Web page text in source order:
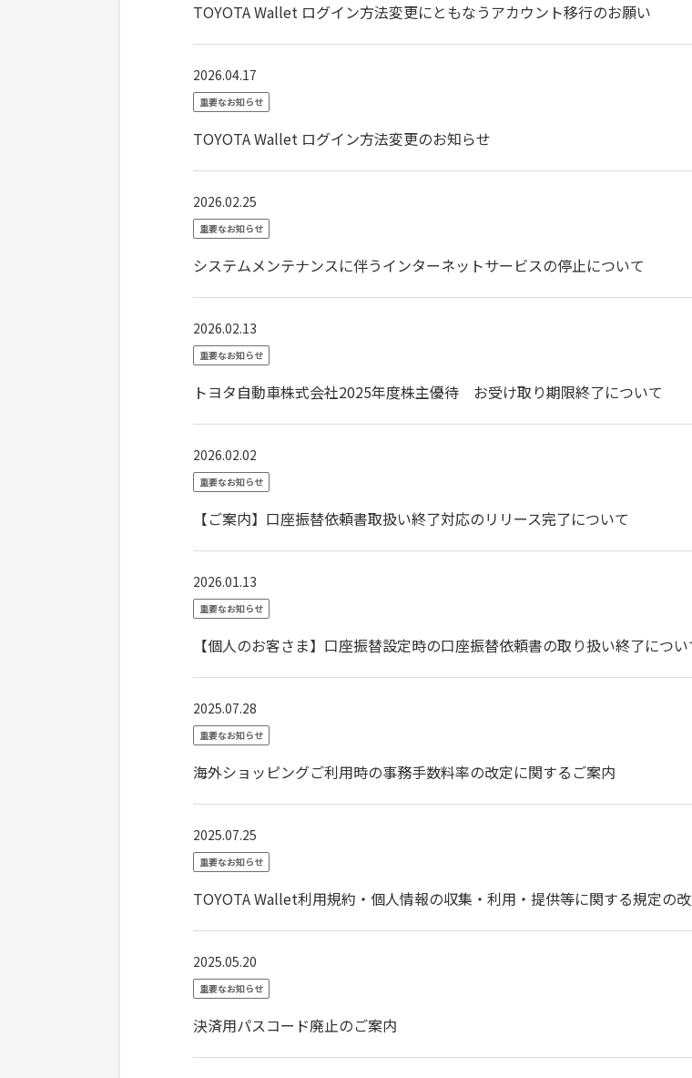
TOYOTA Wallet ログイン方法変更にともなうアカウント移行のお願い
2026.04.17
重要なお知らせ
TOYOTA Wallet ログイン方法変更のお知らせ
2026.02.25
重要なお知らせ
システムメンテナンスに伴うインターネットサービスの停止について
2026.02.13
重要なお知らせ
トヨタ自動車株式会社2025年度株主優待 お受け取り期限終了について
2026.02.02
重要なお知らせ
【ご案内】口座振替依頼書取扱い終了対応のリリース完了について
2026.01.13
重要なお知らせ
【個人のお客さま】口座振替設定時の口座振替依頼書の取り扱い終了につ
2025.07.28
重要なお知らせ
海外ショッピングご利用時の事務手数料率の改定に関するご案内
2025.07.25
重要なお知らせ
TOYOTA Wallet利用規約・個人情報の収集・利用・提供等に関する規定の
2025.05.20
重要なお知らせ
決済用パスコード廃止のご案内